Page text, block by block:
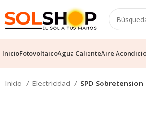
InicioFotovoltaicoAgua CalienteAire
Inicio Electricidad SPD Sobretension